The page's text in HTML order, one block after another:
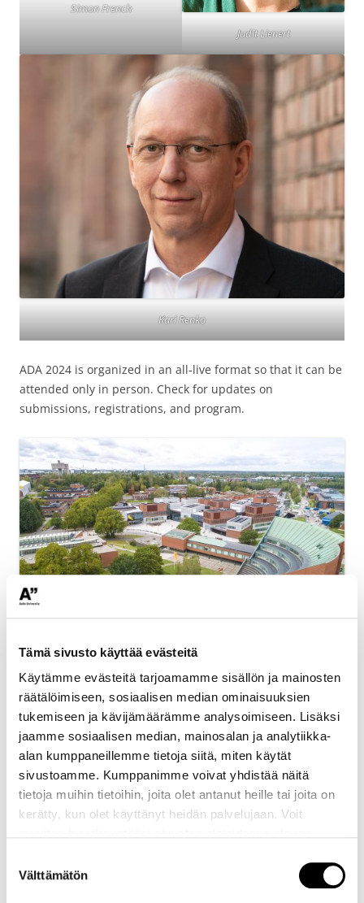
Tämä sivusto käyttää evästeitä
Käytämme evästeitä tarjoamamme sisällön ja mainosten
räätälöimiseen, sosiaalisen median ominaisuuksien
tukemiseen ja kävijämäärämme analysoimiseen. Lisäksi
jaamme sosiaalisen median, mainosalan ja analytiikka-
alan kumppaneillemme tietoja siitä, miten käytät
sivustoamme. Kumppanimme voivat yhdistää näitä
tietoja muihin tietoihin, joita olet antanut heille tai joita on
kerätty, kun olet käyttänyt heidän palvelujaan. Voit
valinta
Välttämätön
Simon French
Judit Lienert
Kari Renko
ADA 2024 is organized in an all-live format so that it can be
attended only in person. Check for updates on
submissions, registrations, and program.
Inspiring Videos About Aalto University,
Helsinki and Espoo